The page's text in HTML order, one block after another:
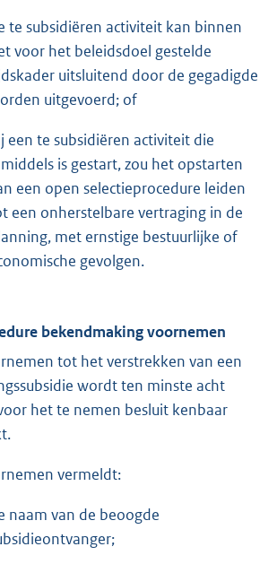
te subsidiëren activiteit kan binnen
voor het beleidsdoel gestelde
uitsluitend door de gegadigde
uitgevoerd; of
een te subsidiëren activiteit die
is gestart, zou het opstarten
een open selectieprocedure leiden
een onherstelbare vertraging in de
met ernstige bestuurlijke of
gevolgen.
bekendmaking voornemen
tot het verstrekken van een
wordt ten minste acht
het te nemen besluit kenbaar
vermeldt:
naam van de beoogde